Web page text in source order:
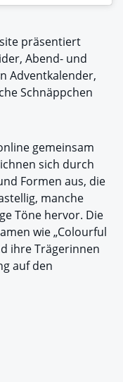
präsentiert
Abend- und
Adventkalender,
Schnäppchen
gemeinsam
sich durch
Formen aus, die
manche
Töne hervor. Die
wie „Colourful
ihre Trägerinnen
auf den